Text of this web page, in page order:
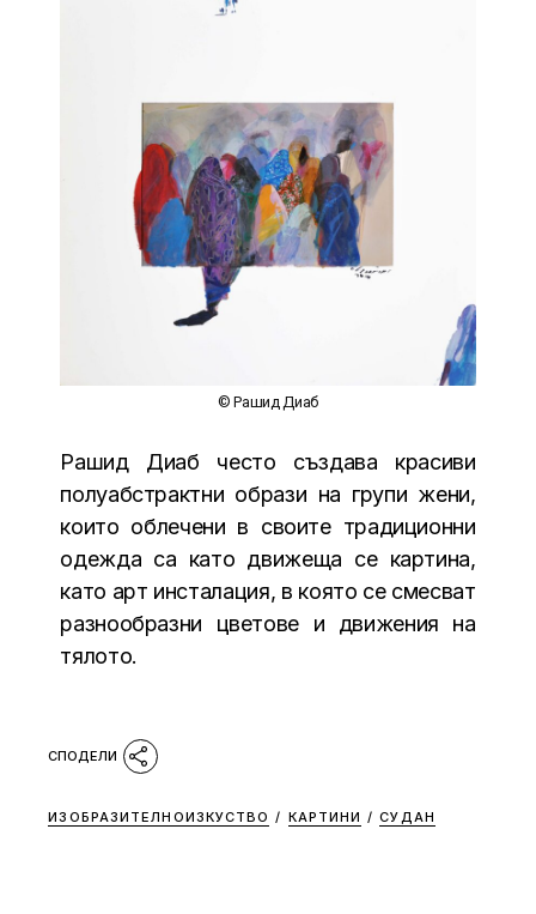
© Рашид Диаб
Рашид Диаб често създава красиви
полуабстрактни образи на групи жени,
които облечени в своите традиционни
одежда са като движеща се картина,
като арт инсталация, в която се смесват
разнообразни цветове и движения на
тялото.
ИЗОБРАЗИТЕЛНОИЗКУСТВО / КАРТИНИ / СУДАН